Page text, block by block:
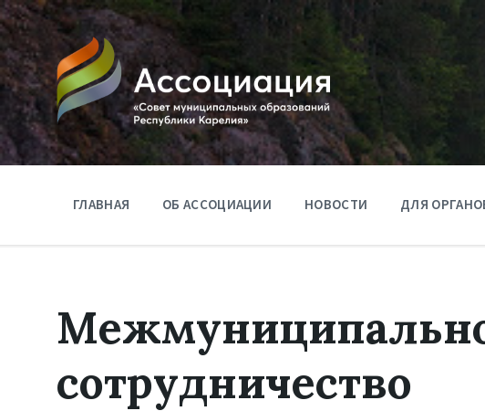
ГЛАВНАЯ ОБ АССОЦИАЦИИ НОВОСТИ ДЛЯ
сотрудничество